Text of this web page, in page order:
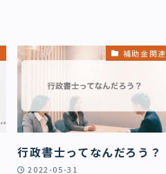
補助金関連
行政書士ってなんだろう？
2022-05-31